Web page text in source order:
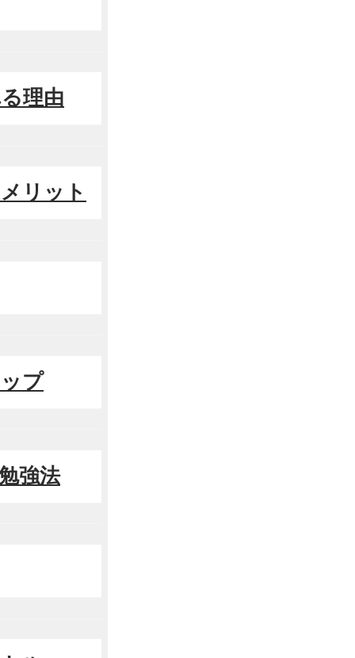
理由
リット
プ
強法